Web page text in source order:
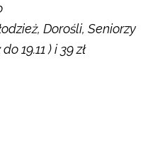
Dorośli, Seniorzy
19.11 ) i 39 zł